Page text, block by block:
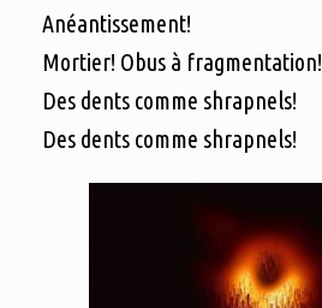
Anéantissement!
Mortier! Obus à fragmentation!
Des dents comme shrapnels!
Des dents comme shrapnels!